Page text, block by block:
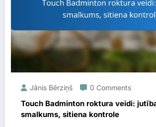
Jānis Bērziņš 0 Comments
Touch Badminton roktura veidi:
smalkums, sitiena kontrole